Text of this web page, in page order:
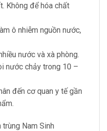
Không để hóa chất
ô nhiễm nguồn nước,
nước và xà phòng.
nước chảy trong 10 –
đến cơ quan y tế gần
Nam Sinh